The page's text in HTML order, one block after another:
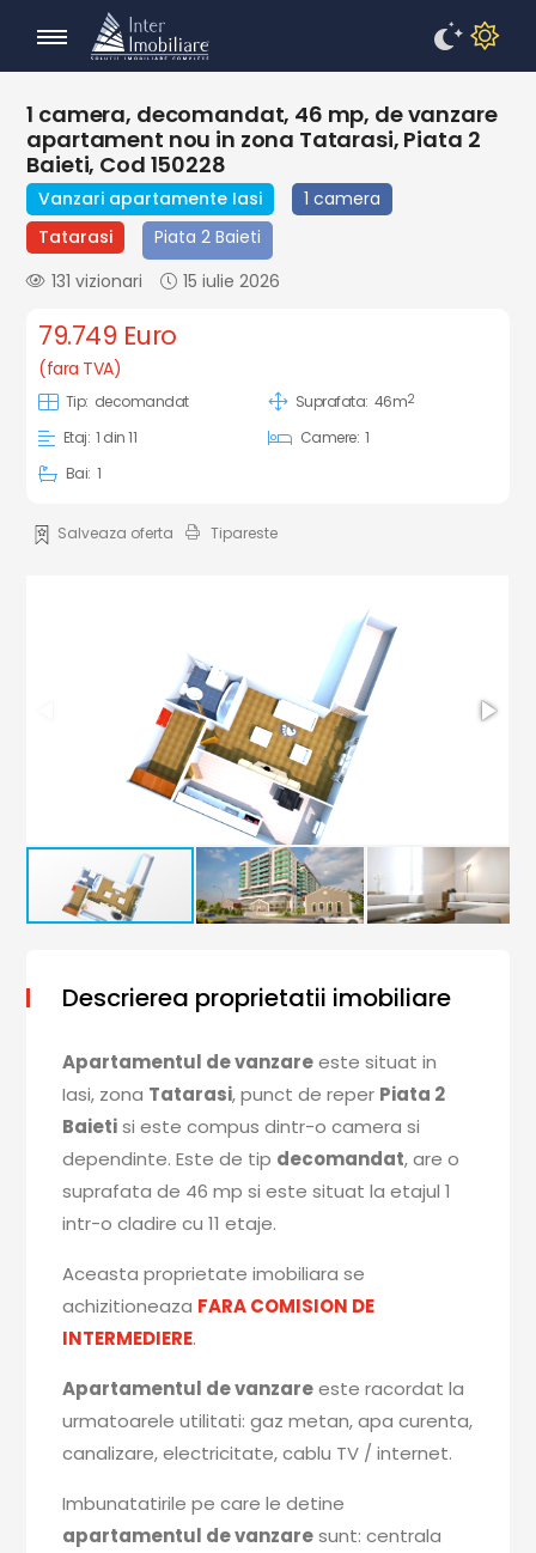
1 camera, decomandat, 46 mp, de vanzare
apartament nou in zona Tatarasi, Piata 2
Baieti, Cod 150228
Vanzari apartamente Iasi
1 camera
Tatarasi
Piata 2 Baieti
131 vizionari
15 iulie 2026
79.749 Euro
(fara TVA)
Tip: decomandat Suprafata: 46m2
Etaj: 1 din 11 Camere: 1
Bai: 1
Salveaza oferta Tipareste
Descrierea proprietatii imobiliare
Apartamentul de vanzareeste situat in
Iasi, zona Tatarasi, punct de reper Piata 2
Baietisi este compus dintr-o camera si
dependinte. Este de tip decomandat, are o
suprafata de 46 mp si este situat la etajul 1
intr-o cladire cu 11 etaje.
Aceasta proprietate imobiliara se
achizitioneaza FARA COMISION DE
INTERMEDIERE.
Apartamentul de vanzareeste racordat la
urmatoarele utilitati: gaz metan, apa curenta,
canalizare, electricitate, cablu TV / internet.
Imbunatatirile pe care le detine
apartamentul de vanzaresunt: centrala